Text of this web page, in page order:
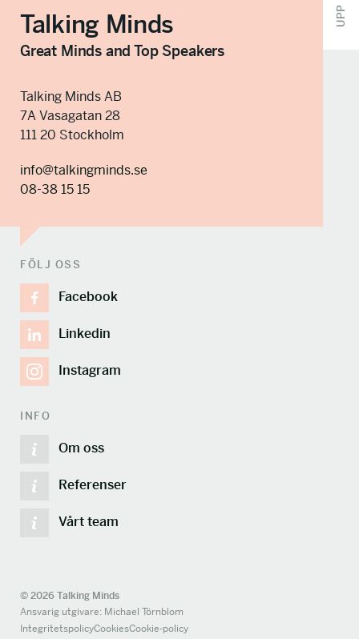
Talking Minds
Great Minds and Top Speakers
Talking Minds AB
7A Vasagatan 28
111 20 Stockholm
info@talkingminds.se
08-38 15 15
UPP
FÖLJ OSS
Facebook
Linkedin
Instagram
INFO
Om oss
Referenser
Vårt team
© 2026 Talking Minds
Ansvarig utgivare: Michael Törnblom
IntegritetspolicyCookiesCookie-policy